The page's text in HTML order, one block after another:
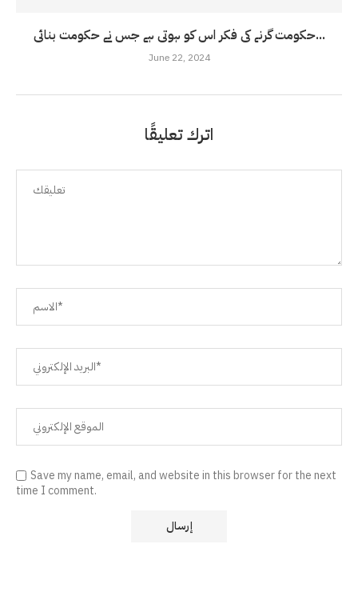
حکومت گرنے کی فکر اس کو ہوتی ہے جس نے حکومت بنائی...
June 22, 2024
اترك تعليقًا
Save my name, email, and website in this browser for the next
time I comment.